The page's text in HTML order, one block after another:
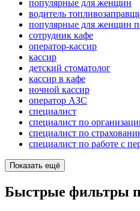
популярные для женщин
водитель
популярные для женщин
сотрудник кафе
оператор-кассир
кассир
детский стоматолог
кассир в кафе
ночной кассир
оператор АЗС
специалист
специалист по
специалист по
специалист по работе с
Показать ещё
Быстрые фильтры